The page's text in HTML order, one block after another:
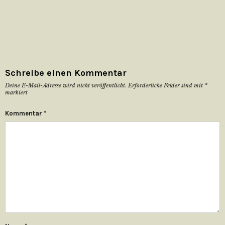
Schreibe einen Kommentar
Deine E-Mail-Adresse wird nicht veröffentlicht. Erforderliche Felder sind mit *
markiert
Kommentar *